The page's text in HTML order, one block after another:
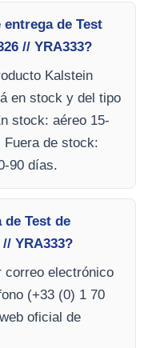
de Test
// YRA333?
Kalstein
en stock y del tipo
stock: aéreo 15-
de stock:
90 días.
Test de
YRA333?
correo electrónico
(+33 (0) 1 70
oficial de